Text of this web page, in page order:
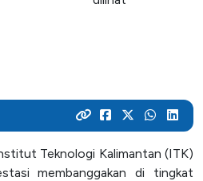
menguasai teknologi dan
lama, mencakup berbagai
yang terjadi di ITK hingga
terus berkembang
mulai perjalanan akademikmu
gemilang
Teknologi Kalimantan (ITK)
membanggakan di tingkat